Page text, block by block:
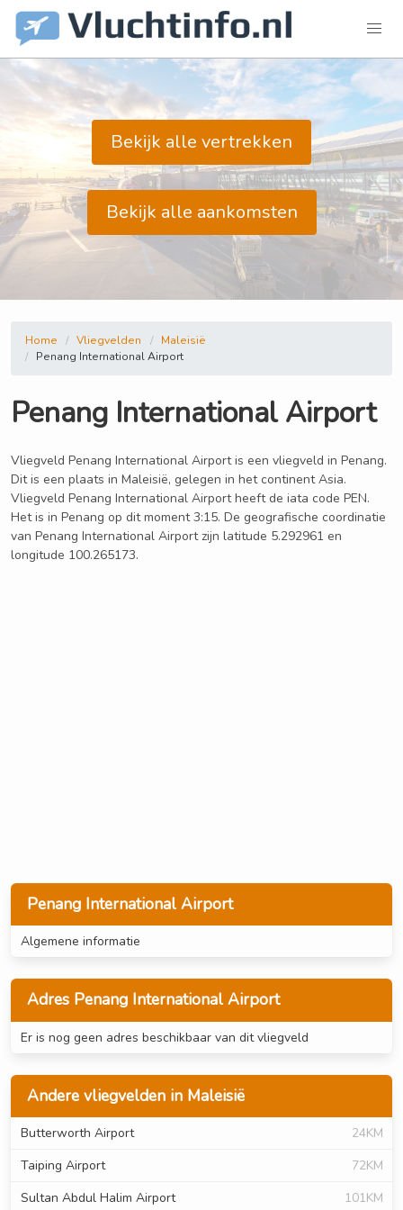
Bekijk alle vertrekken
Bekijk alle aankomsten
Penang International Airport
Algemene informatie
Adres Penang International Airport
Er is nog geen adres beschikbaar van dit vliegveld
Andere vliegvelden in Maleisië
Butterworth Airport
24KM
Taiping Airport
72KM
Sultan Abdul Halim Airport
101KM
Home Vliegvelden
Maleisië
Penang International Airport
Penang International Airport
Vliegveld Penang International Airport is een vliegveld in Penang.
Dit is een plaats in Maleisië, gelegen in het continent Asia.
Vliegveld Penang International Airport heeft de iata code PEN.
Het is in Penang op dit moment 3:15. De geografische coordinatie
van Penang International Airport zijn latitude 5.292961 en
longitude 100.265173.